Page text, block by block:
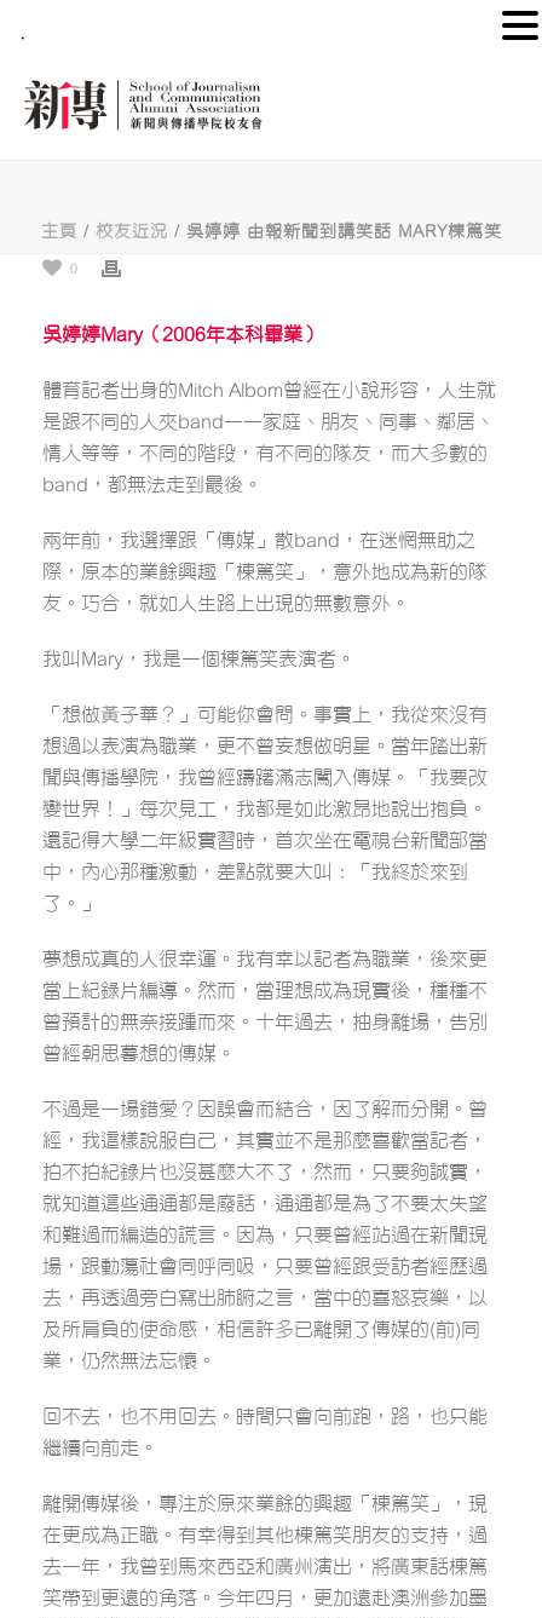
主頁 / 校友近況 / 吳婷婷 由報新聞到講笑話 MARY棟篤笑
0
吳婷婷Mary（2006年本科畢業）
體育記者出身的Mitch Albom曾經在小說形容，人生就
是跟不同的人夾band——家庭、朋友、同事、鄰居、
情人等等，不同的階段，有不同的隊友，而大多數的
band，都無法走到最後。
兩年前，我選擇跟「傳媒」散band，在迷惘無助之
際，原本的業餘興趣「棟篤笑」，意外地成為新的隊
友。巧合，就如人生路上出現的無數意外。
我叫Mary，我是一個棟篤笑表演者。
「想做黃子華？」可能你會問。事實上，我從來沒有
想過以表演為職業，更不曾妄想做明星。當年踏出新
聞與傳播學院，我曾經躊躇滿志闖入傳媒。「我要改
變世界！」每次見工，我都是如此激昂地說出抱負。
還記得大學二年級實習時，首次坐在電視台新聞部當
中，內心那種激動，差點就要大叫：「我終於來到
了。」
夢想成真的人很幸運。我有幸以記者為職業，後來更
當上紀錄片編導。然而，當理想成為現實後，種種不
曾預計的無奈接踵而來。十年過去，抽身離場，告別
曾經朝思暮想的傳媒。
不過是一場錯愛？因誤會而結合，因了解而分開。曾
經，我這樣說服自己，其實並不是那麼喜歡當記者，
拍不拍紀錄片也沒甚麼大不了，然而，只要夠誠實，
就知道這些通通都是廢話，通通都是為了不要太失望
和難過而編造的謊言。因為，只要曾經站過在新聞現
場，跟動蕩社會同呼同吸，只要曾經跟受訪者經歷過
去，再透過旁白寫出肺腑之言，當中的喜怒哀樂，以
及所肩負的使命感，相信許多已離開了傳媒的(前)同
業，仍然無法忘懷。
回不去，也不用回去。時間只會向前跑，路，也只能
繼續向前走。
離開傳媒後，專注於原來業餘的興趣「棟篤笑」，現
在更成為正職。有幸得到其他棟篤笑朋友的支持，過
去一年，我曾到馬來西亞和廣州演出，將廣東話棟篤
笑帶到更遠的角落。今年四月，更加遠赴澳洲參加墨
.